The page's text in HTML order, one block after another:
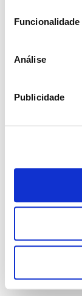
Funcionalidade
Análise
Publicidade